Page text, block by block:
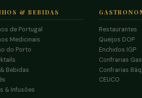
& BEBIDAS
de Portugal
Medicinais
do Porto
Bebidas
& Infusões
Restaurantes
Queijos DOP
Enchidos IGP
Confrarias
Confrarias
CEUCO